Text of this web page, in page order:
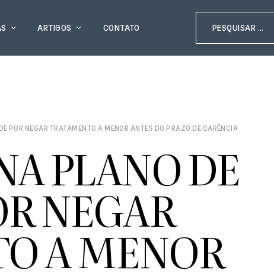
ARTIGOS CONTATO
POR NEGAR TRATAMENTO A MENOR ANTES DO PRAZO DE CARÊNCIA
PLANO DE
NEGAR
A MENOR